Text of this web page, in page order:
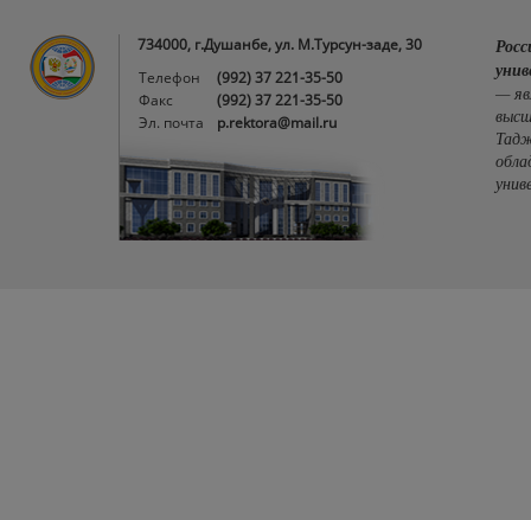
734000, г.Душанбе, ул. М.Турсун-заде, 30
Телефон
(992) 37 221-35-50
Факс
(992) 37 221-35-50
Эл. почта
p.rektora@mail.ru
—